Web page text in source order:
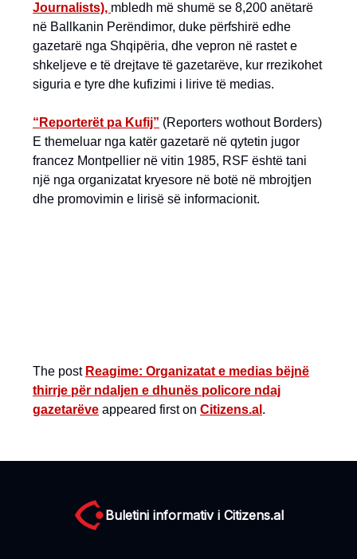
Journalists), mbledh më shumë se 8,200 anëtarë
në Ballkanin Perëndimor, duke përfshirë edhe
gazetarë nga Shqipëria, dhe vepron në rastet e
shkeljeve e të drejtave të gazetarëve, kur rrezikohet
siguria e tyre dhe kufizimi i lirive të medias.
“Reporterët pa Kufij” (Reporters wothout Borders)
E themeluar nga katër gazetarë në qytetin jugor
francez Montpellier në vitin 1985, RSF është tani
një nga organizatat kryesore në botë në mbrojtjen
dhe promovimin e lirisë së informacionit.
The post Reagime: Organizatat e medias bëjnë
thirrje për ndaljen e dhunës policore ndaj
gazetarëve appeared first on Citizens.al .
Buletini informativ i Citizens.al